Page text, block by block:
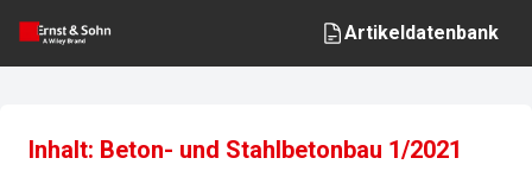
Artikeldatenbank
Inhalt: Beton- und Stahlbetonbau 1/2021